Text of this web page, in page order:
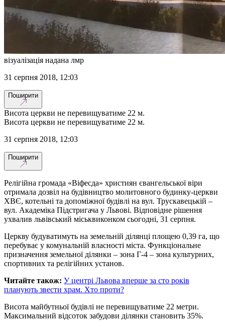
візуалізація надана лмр
31 серпня 2018, 12:03
Поширити
Висота церкви не перевищуватиме 22 м.
Висота церкви не перевищуватиме 22 м.
31 серпня 2018, 12:03
Поширити
Релігійна громада «Віфесда» християн євангельської віри
отримала дозвіл на будівництво молитовного будинку-церкви
ХВЄ, котельні та допоміжної будівлі на вул. Трускавецькій –
вул. Академіка Підстригача у Львові. Відповідне рішення
ухвалив львівський міськвиконком сьогодні, 31 серпня.
Церкву будуватимуть на земельній ділянці площею 0,39 га, що
перебуває у комунальній власності міста. Функціональне
призначення земельної ділянки – зона Г-4 – зона культурних,
спортивних та релігійних установ.
Читайте також: У центрі Львова вперше за сто років
планують звести храм. Хто проти?
Висота майбутньої будівлі не перевищуватиме 22 метри.
Максимальний відсоток забудови ділянки становить 35%.